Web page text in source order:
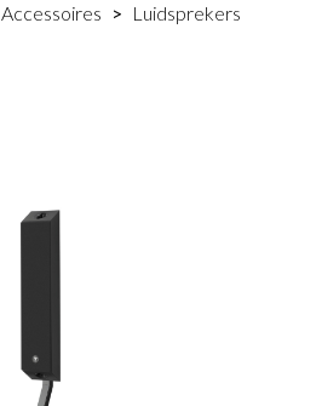
Accessoires Luidsprekers